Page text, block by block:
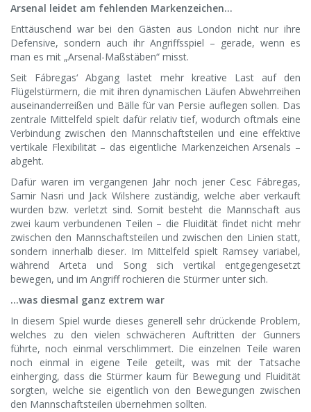
Arsenal leidet am fehlenden Markenzeichen…
Enttäuschend war bei den Gästen aus London nicht nur ihre
Defensive, sondern auch ihr Angriffsspiel – gerade, wenn es
man es mit „Arsenal-Maßstäben“ misst.
Seit Fábregas‘ Abgang lastet mehr kreative Last auf den
Flügelstürmern, die mit ihren dynamischen Läufen Abwehrreihen
auseinanderreißen und Bälle für van Persie auflegen sollen. Das
zentrale Mittelfeld spielt dafür relativ tief, wodurch oftmals eine
Verbindung zwischen den Mannschaftsteilen und eine effektive
vertikale Flexibilität – das eigentliche Markenzeichen Arsenals –
abgeht.
Dafür waren im vergangenen Jahr noch jener Cesc Fábregas,
Samir Nasri und Jack Wilshere zuständig, welche aber verkauft
wurden bzw. verletzt sind. Somit besteht die Mannschaft aus
zwei kaum verbundenen Teilen – die Fluidität findet nicht mehr
zwischen den Mannschaftsteilen und zwischen den Linien statt,
sondern innerhalb dieser. Im Mittelfeld spielt Ramsey variabel,
während Arteta und Song sich vertikal entgegengesetzt
bewegen, und im Angriff rochieren die Stürmer unter sich.
…was diesmal ganz extrem war
In diesem Spiel wurde dieses generell sehr drückende Problem,
welches zu den vielen schwächeren Auftritten der Gunners
führte, noch einmal verschlimmert. Die einzelnen Teile waren
noch einmal in eigene Teile geteilt, was mit der Tatsache
einherging, dass die Stürmer kaum für Bewegung und Fluidität
sorgten, welche sie eigentlich von den Bewegungen zwischen
den Mannschaftsteilen übernehmen sollten.